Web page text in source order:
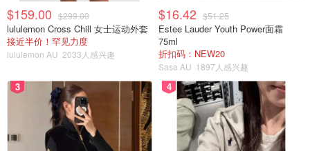
$159.00 $299.00
lululemon Cross Chill 女士运动外套
接近半价！罕见力度
lululemon AU 2033人感兴趣
$16.42 $51.25
Estee Lauder Youth Power面霜
75ml
折扣码：NEW20
Sasa AU 1897人感兴趣
3 4